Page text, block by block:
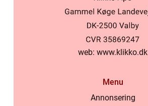
web: www.klikko.dk
Menu
Annonsering